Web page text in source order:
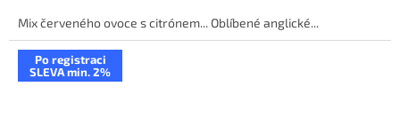
Mix červeného ovoce s citrónem... Oblíbené anglické...
Po registraci
SLEVA min. 2%